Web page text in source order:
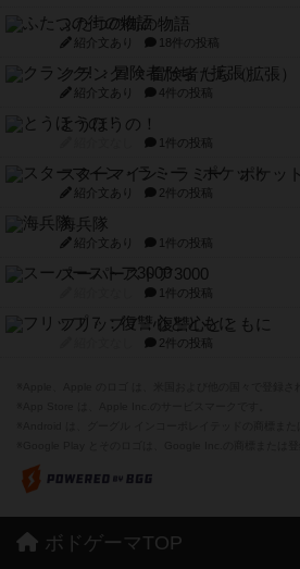
ふたつの街の物語
紹介文あり 18件の投稿
クランク! ：冒険者たち（拡張）
紹介文あり 4件の投稿
とうほうの！
1件の投稿
スターマイン・ラミー ポケット
紹介文あり 2件の投稿
海兵隊
紹介文あり 1件の投稿
スーパーストア3000
1件の投稿
フリップ７：復讐心とともに
2件の投稿
ボドゲーマTOP